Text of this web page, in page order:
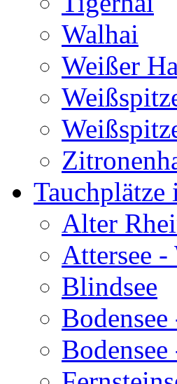
Walhai
Weißer
Tauchplätze
Alter
Attersee -
Blindsee
Bodensee